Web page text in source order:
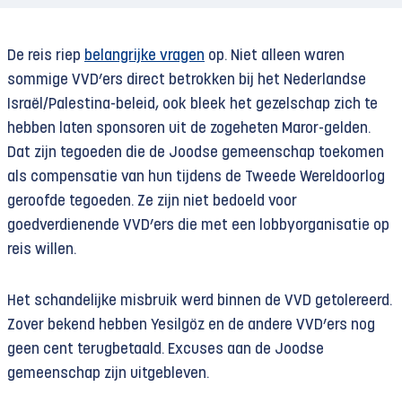
De reis riep belangrijke vragen op. Niet alleen waren
sommige VVD’ers direct betrokken bij het Nederlandse
Israël/Palestina-beleid, ook bleek het gezelschap zich te
hebben laten sponsoren uit de zogeheten Maror-gelden.
Dat zijn tegoeden die de Joodse gemeenschap toekomen
als compensatie van hun tijdens de Tweede Wereldoorlog
geroofde tegoeden. Ze zijn niet bedoeld voor
goedverdienende VVD’ers die met een lobbyorganisatie op
reis willen.
Het schandelijke misbruik werd binnen de VVD getolereerd.
Zover bekend hebben Yesilgöz en de andere VVD’ers nog
geen cent terugbetaald. Excuses aan de Joodse
gemeenschap zijn uitgebleven.